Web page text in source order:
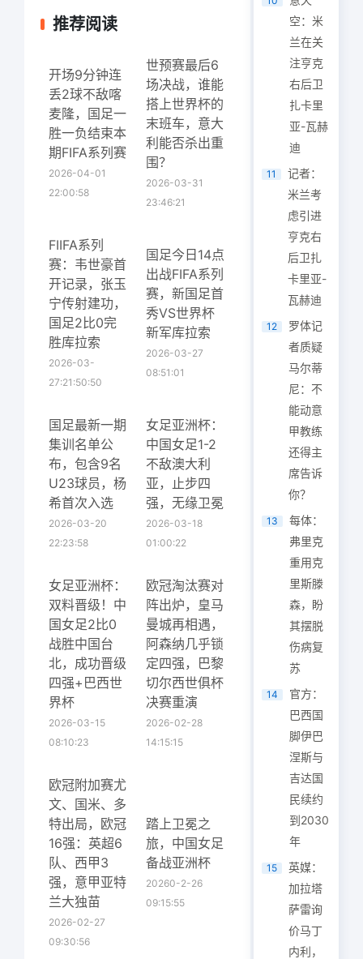
推荐阅读
开场9分钟连
丢2球不敌喀
麦隆，国足一
胜一负结束本
期FIFA系列赛
2026-04-01
22:00:58
世预赛最后6
场决战，谁能
搭上世界杯的
末班车，意大
利能否杀出重
围？
2026-03-31
23:46:21
FIIFA系列
赛：韦世豪首
开记录，张玉
宁传射建功，
国足2比0完
胜库拉索
2026-03-
27:21:50:50
国足今日14点
出战FIFA系列
赛，新国足首
秀VS世界杯
新军库拉索
2026-03-27
08:51:01
国足最新一期
集训名单公
布，包含9名
U23球员，杨
希首次入选
2026-03-20
22:23:58
女足亚洲杯：
中国女足1-2
不敌澳大利
亚，止步四
强，无缘卫冕
2026-03-18
01:00:22
女足亚洲杯：
双料晋级！中
国女足2比0
战胜中国台
北，成功晋级
四强+巴西世
界杯
2026-03-15
08:10:23
欧冠淘汰赛对
阵出炉，皇马
曼城再相遇，
阿森纳几乎锁
定四强，巴黎
切尔西世俱杯
决赛重演
2026-02-28
14:15:15
欧冠附加赛尤
文、国米、多
特出局，欧冠
16强：英超6
队、西甲3
强，意甲亚特
兰大独苗
2026-02-27
09:30:56
踏上卫冕之
旅，中国女足
备战亚洲杯
20260-2-26
09:15:55
空：米
兰在关
注亨克
右后卫
扎卡里
亚-瓦赫
迪
11
记者：
米兰考
虑引进
亨克右
后卫扎
卡里亚-
瓦赫迪
12
罗体记
者质疑
马尔蒂
尼：不
能动意
甲教练
还得主
席告诉
你？
13
每体：
弗里克
重用克
里斯滕
森，盼
其摆脱
伤病复
苏
14
官方：
巴西国
脚伊巴
涅斯与
吉达国
民续约
到2030
年
15
英媒：
加拉塔
萨雷询
价马丁
内利，